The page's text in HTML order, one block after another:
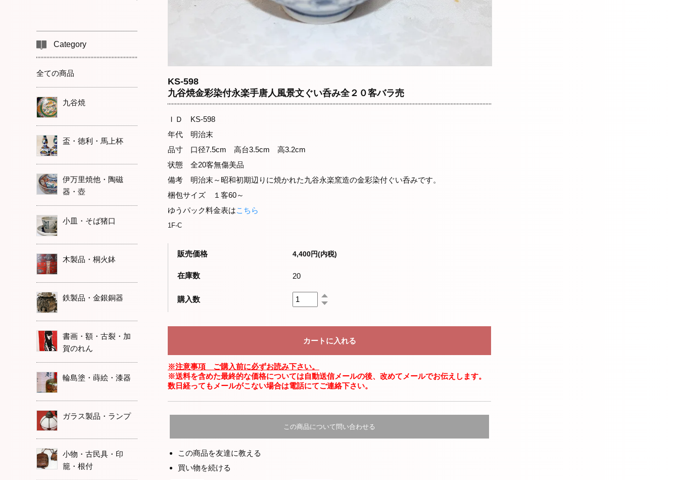
KS-598
九谷焼金彩染付永楽手唐人風景文ぐい呑み全２０客バラ売
ＩＤ KS-598
年代 明治末
品寸 口径7.5cm 高台3.5cm 高3.2cm
状態 全20客無傷美品
備考 明治末～昭和初期辺りに焼かれた九谷永楽窯造の金彩染付ぐい呑みです。
梱包サイズ １客60～
ゆうパック料金表はこちら
1F-C
販売価格 4,400円(内税)
在庫数 20
購入数
※注意事項 ご購入前に必ずお読み下さい。
※送料を含めた最終的な価格については自動送信メールの後、改めてメールでお伝えします。
数日経ってもメールがこない場合は電話にてご連絡下さい。
この商品について問い合わせる
この商品を友達に教える
買い物を続ける
Category
全ての商品
九谷焼
盃・徳利・馬上杯
伊万里焼他・陶磁
器・壺
小皿・そば猪口
木製品・桐火鉢
鉄製品・金銀銅器
書画・額・古裂・加
賀のれん
輪島塗・蒔絵・漆器
ガラス製品・ランプ
小物・古民具・印
籠・根付